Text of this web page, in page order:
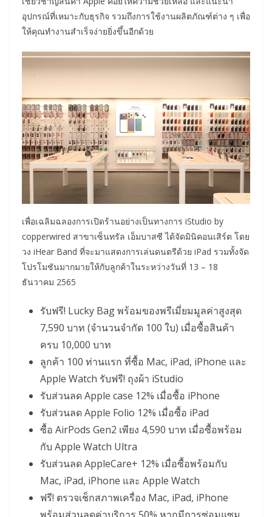
อุปกรณ์ที่เหมาะกับธุรกิจ รวมถึงการใช้งานผลิตภัณฑ์ต่าง ๆ เพื่อ
ให้คุณทำงานสำเร็จง่ายยิ่งขึ้นอีกด้วย
เพื่อเฉลิมฉลองการเปิดร้านอย่างเป็นทางการ iStudio by
copperwired สาขาเซ็นทรัล เอ็มบาสซี ได้จัดมินิคอนเสิร์ต โดย
วง iHear Band ที่จะมาแสดงการเล่นดนตรีด้วย iPad รวมทั้งจัด
โปรโมชันมากมายให้กับลูกค้าในระหว่างวันที่ 13 – 18
ธันวาคม 2565
รับฟรี! Lucky Bag พร้อมของพรีเมี่ยมมูลค่าสูงสุด
7,590 บาท (จำนวนจำกัด 100 ใบ) เมื่อซื้อสินค้า
ครบ 10,000 บาท
ลูกค้า 100 ท่านแรก ที่ซื้อ Mac, iPad, iPhone และ
Apple Watch รับฟรี! ถุงผ้า iStudio
รับส่วนลด Apple case 12% เมื่อซื้อ iPhone
รับส่วนลด Apple Folio 12% เมื่อซื้อ iPad
ซื้อ AirPods Gen2 เพียง 4,590 บาท เมื่อซื้อพร้อม
กับ Apple Watch Ultra
รับส่วนลด AppleCare+ 12% เมื่อซื้อพร้อมกับ
Mac, iPad, iPhone และ Apple Watch
ฟรี! ตรวจเช็กสภาพเครื่อง Mac, iPad, iPhone